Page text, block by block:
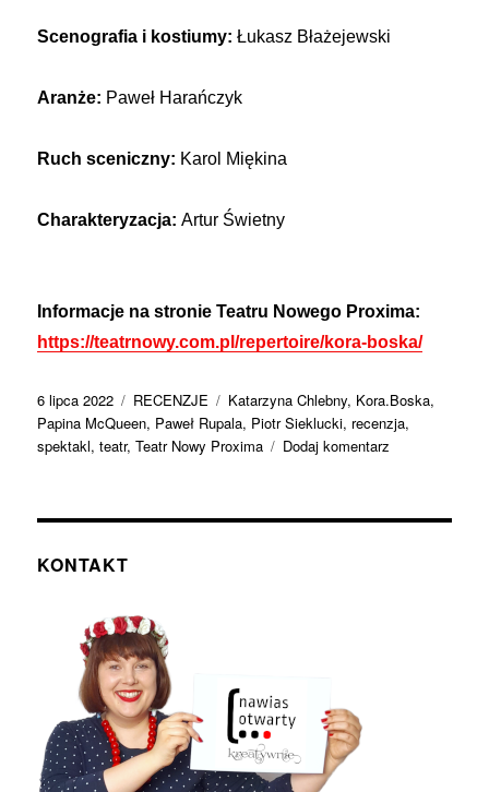
Scenografia i kostiumy:Łukasz Błażejewski
Aranże: Paweł Harańczyk
Ruch sceniczny: Karol Miękina
Charakteryzacja:Artur Świetny
Informacje na stronie Teatru Nowego Proxima:
https://teatrnowy.com.pl/repertoire/kora-boska/
Data
publikacji
6 lipca 2022 Kategorie
RECENZJE Tagi
Katarzyna Chlebny, Kora.Boska,
Papina McQueen, Paweł Rupala, Piotr Sieklucki, recenzja,
spektakl,teatr,Teatr Nowy Proxima Dodaj komentarz
serc
KONTAKT